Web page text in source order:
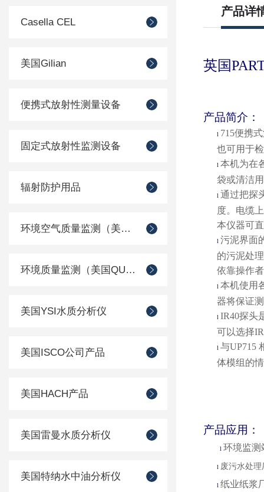
Casella CEL
美国Gilian
便携式放射性测量设备
固定式放射性监测设备
辐射防护用品
环境空气质量监测（美国Met one）
环境质量监测（美国QUEST）
美国YSI水质分析仪
美国ISCO公司产品
美国HACH产品
美国雷曼水质分析仪
美国特纳水中油分析仪
产品详
英国
产品简介：
l 715便携
也可用于
l 本机为在
袋或清洁
l 通过把探
度。电缆
本仪器可
l 污泥界面
的污泥处
依靠操作
l 本机使用
器将保证
l IR40探头
可以选择
l 与UP715
体模组的
产品应用：
l 环境监测
l 废污水处理
l 纸业纸浆